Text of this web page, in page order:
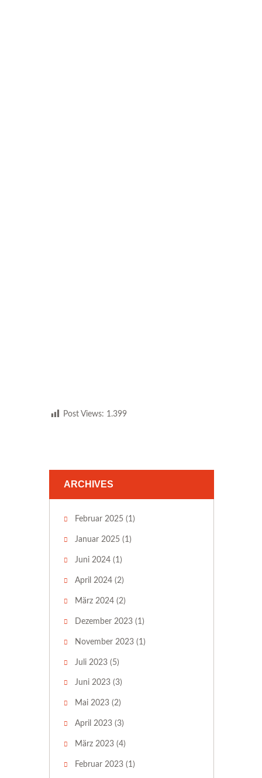
Post Views: 1.399
ARCHIVES
Februar 2025 (1)
Januar 2025 (1)
Juni 2024 (1)
April 2024 (2)
März 2024 (2)
Dezember 2023 (1)
November 2023 (1)
Juli 2023 (5)
Juni 2023 (3)
Mai 2023 (2)
April 2023 (3)
März 2023 (4)
Februar 2023 (1)